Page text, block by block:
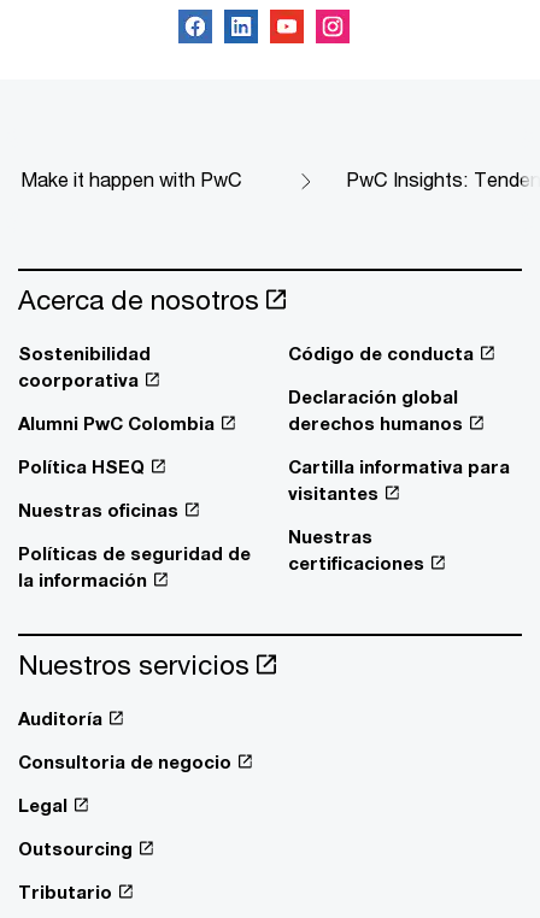
Make it happen with PwC PwC Insights:
Acerca de nosotros
Sostenibilidad
coorporativa
Alumni PwC Colombia
Política HSEQ
Nuestras oficinas
Políticas de seguridad de
la información
Código de conducta
Declaración global
derechos humanos
Cartilla informativa para
visitantes
Nuestras
certificaciones
Nuestros servicios
Auditoría
Consultoria de negocio
Legal
Outsourcing
Tributario